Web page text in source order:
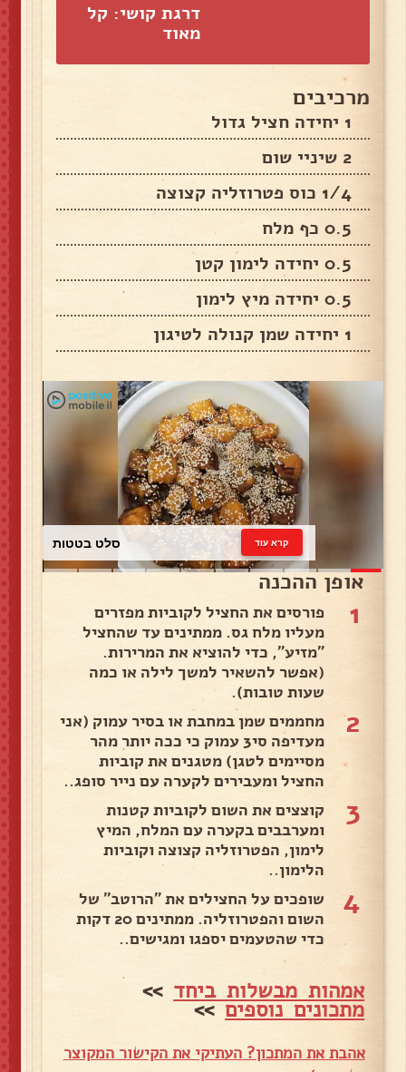
דרגת קושי: קל
מאוד
מרכיבים
1 יחידה חציל גדול
2 שיניי שום
1/4 כוס פטרוזליה קצוצה
0.5 כף מלח
0.5 יחידה לימון קטן
0.5 יחידה מיץ לימון
1 יחידה שמן קנולה לטיגון
כרוב לבן קרא עוד
אופן ההכנה
1
פורסים את החציל לקוביות מפזרים
מעליו מלח גס. ממתינים עד שהחציל
"מזיע", כדי להוציא את המרירות.
(אפשר להשאיר למשך לילה או כמה
שעות טובות).
2
מחממים שמן במחבת או בסיר עמוק (אני
מעדיפה סי3 עמוק כי ככה יותר מהר
מסיימים לטגן) מטגנים את קוביות
החציל ומעבירים לקערה עם נייר סופג..
3
קוצצים את השום לקוביות קטנות
ומערבבים בקערה עם המלח, המיץ
לימון, הפטרוזליה קצוצה וקוביות
הלימון..
4
שופכים על החצילים את "הרוטב" של
השום והפטרוזליה. ממתינים 20 דקות
כדי שהטעמים יספגו ומגישים..
אמהות מבשלות ביחד >>
מתכונים נוספים>>
אהבת את המתכון? העתיקי את הקישור המקוצר